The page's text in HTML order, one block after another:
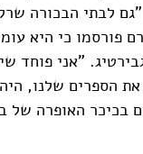
לבתי הבכורה
פורסמו כי היא
"אני פוחד
את הספרים שלנו,
בכיכר האופרה של